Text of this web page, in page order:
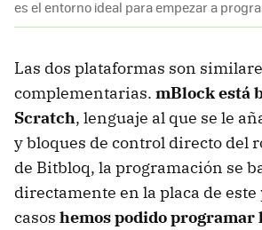
es el entorno ideal para empezar a
Las dos plataformas son
complementarias. mBlock está
Scratch, lenguaje al que se le
y bloques de control directo del
de Bitbloq, la programación se
directamente en la placa de este
casos hemos podido programar